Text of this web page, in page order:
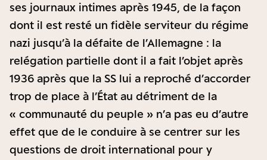
ses journaux intimes après 1945, de la façon
dont il est resté un fidèle serviteur du régime
nazi jusqu’à la défaite de l’Allemagne : la
relégation partielle dont il a fait l’objet après
1936 après que la SS lui a reproché d’accorder
trop de place à l’État au détriment de la
« communauté du peuple » n’a pas eu d’autre
effet que de le conduire à se centrer sur les
questions de droit international pour y